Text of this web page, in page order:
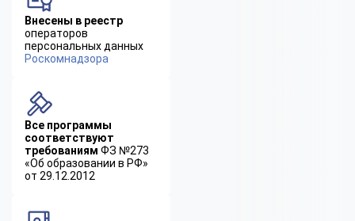
Внесены в реестр
операторов
персональных данных
Роскомнадзора
Все программы
соответствуют
требованиям ФЗ №273
«Об образовании в РФ»
от 29.12.2012